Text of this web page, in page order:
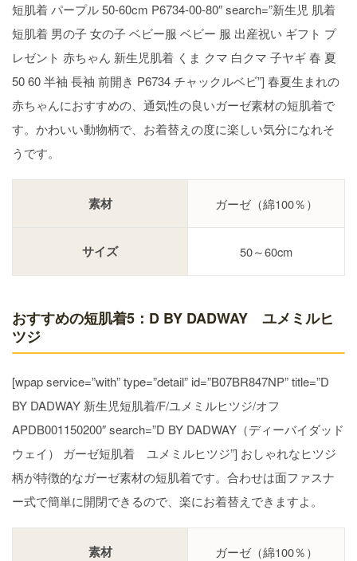
短肌着 パープル 50-60cm P6734-00-80″ search=”新生児 肌着
短肌着 男の子 女の子 ベビー服 ベビー 服 出産祝い ギフト プ
レゼント 赤ちゃん 新生児肌着 くま クマ 白クマ 子ヤギ 春 夏
50 60 半袖 長袖 前開き P6734 チャックルベビ”] 春夏生まれの
赤ちゃんにおすすめの、通気性の良いガーゼ素材の短肌着で
す。かわいい動物柄で、お着替えの度に楽しい気分になれそ
うです。
素材 ガーゼ（綿100％）
サイズ 50～60cm
おすすめの短肌着5：D BY DADWAY ユメミルヒ
ツジ
[wpap service=”with” type=”detail” id=”B07BR847NP” title=”D
BY DADWAY 新生児短肌着/F/ユメミルヒツジ/オフ
APDB001150200″ search=”D BY DADWAY（ディーバイダッド
ウェイ） ガーゼ短肌着 ユメミルヒツジ”] おしゃれなヒツジ
柄が特徴的なガーゼ素材の短肌着です。合わせは面ファスナ
ー式で簡単に開閉できるので、楽にお着替えできますよ。
素材 ガーゼ（綿100％）